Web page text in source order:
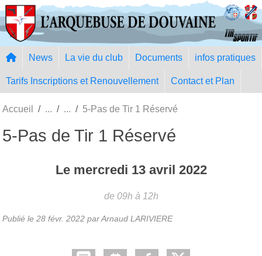
News La vie du club Documents infos pratiques
Tarifs Inscriptions et Renouvellement Contact et Plan
Accueil 5-Pas de Tir 1 Réservé
5-Pas de Tir 1 Réservé
Le mercredi 13 avril 2022
de 09h à 12h
Publié le 28 févr. 2022 par Arnaud LARIVIERE
Panneau de gestion des cookies